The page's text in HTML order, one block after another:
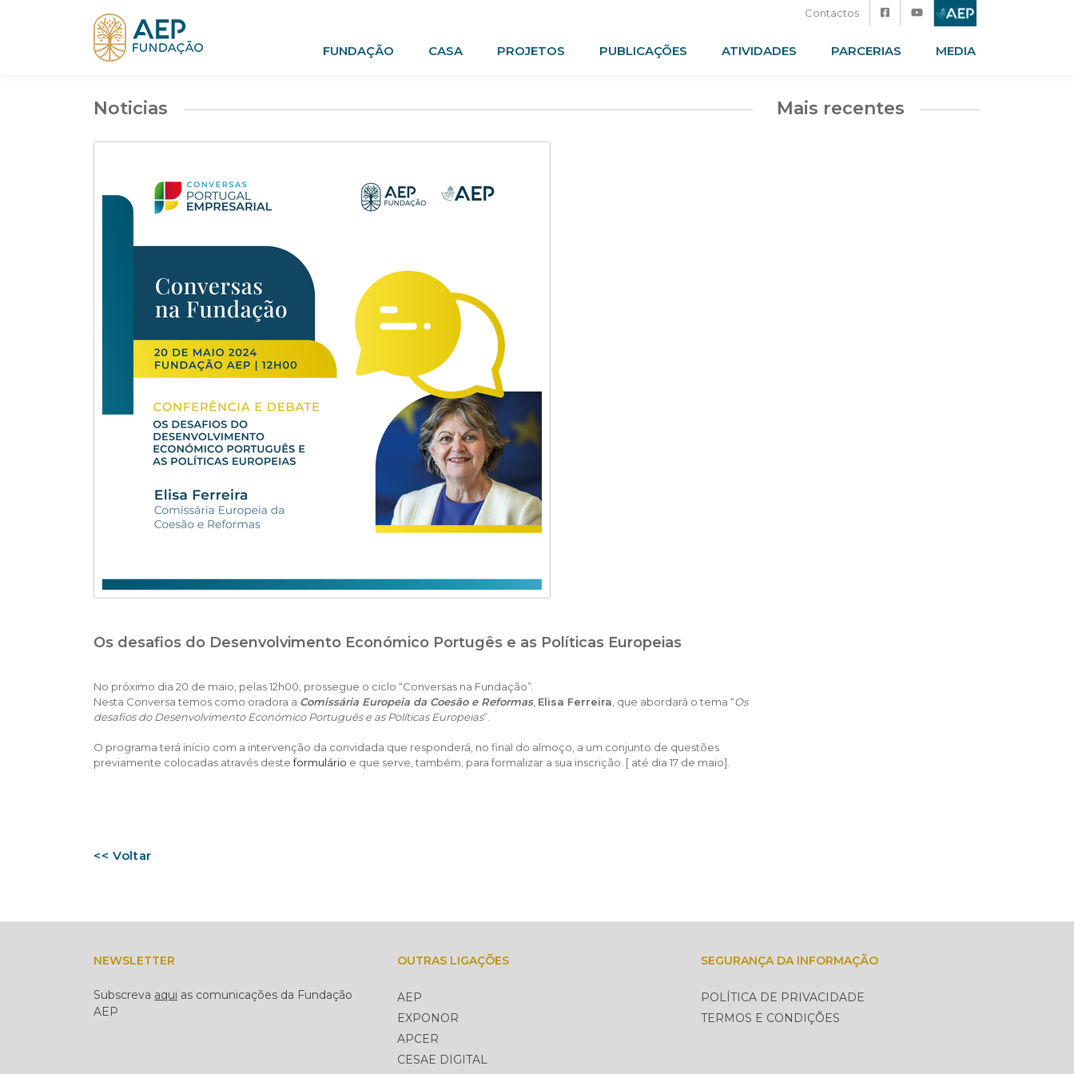
Contactos
FUNDAÇÃO CASA PROJETOS PUBLICAÇÕES ATIVIDADES PARCERIAS MEDIA
Noticias
Os desafios do Desenvolvimento Económico Portugês e as Políticas Europeias
No próximo dia 20 de maio, pelas 12h00, prossegue o ciclo “Conversas na Fundação”.
Nesta Conversa temos como oradora a Comissária Europeia da Coesão e Reformas, Elisa Ferreira , que abordará o tema “Os
desafios do Desenvolvimento Económico Português e as Políticas Europeias”.
O programa terá início com a intervenção da convidada que responderá, no final do almoço, a um conjunto de questões
previamente colocadas através desteformulário e que serve, também, para formalizar a sua inscrição. [ até dia 17 de maio].
<< Voltar
Mais recentes
NEWSLETTER
Subscreva aqui as comunicações da Fundação
AEP
OUTRAS LIGAÇÕES
AEP
EXPONOR
APCER
CESAE DIGITAL
SEGURANÇA DA INFORMAÇÃO
POLÍTICA DE PRIVACIDADE
TERMOS E CONDIÇÕES